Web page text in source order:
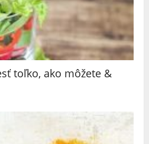
toľko, ako môžete &